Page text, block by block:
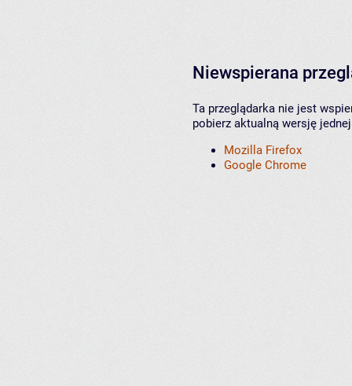
Niewspierana
Ta przeglądarka nie jest
pobierz aktualną wersję
Mozilla Firefox
Google Chrome